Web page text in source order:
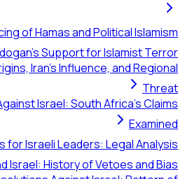
of Hamas and Political Islamism
Support for Islamist Terror
Iran's Influence, and Regional
Threat
Israel: South Africa's Claims
Examined
for Israeli Leaders: Legal Analysis
Israel: History of Vetoes and Bias